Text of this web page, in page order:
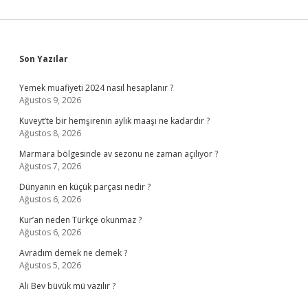
Sidebar
Son Yazılar
Yemek muafiyeti 2024 nasıl hesaplanır ?
Ağustos 9, 2026
Kuveyt’te bir hemşirenin aylık maaşı ne kadardır ?
Ağustos 8, 2026
Marmara bölgesinde av sezonu ne zaman açılıyor ?
Ağustos 7, 2026
Dünyanın en küçük parçası nedir ?
Ağustos 6, 2026
Kur’an neden Türkçe okunmaz ?
Ağustos 6, 2026
Avradım demek ne demek ?
Ağustos 5, 2026
Ali Bey büyük mü yazılır ?